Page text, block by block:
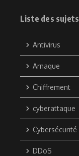
Liste des sujets
Antivirus
Arnaque
Chiffrement
cyberattaque
Cybersécurité
DDoS